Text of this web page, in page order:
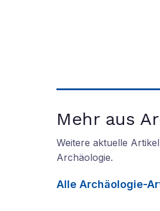
Mehr aus
Weitere aktuelle
Archäologie.
Alle Archäologie-